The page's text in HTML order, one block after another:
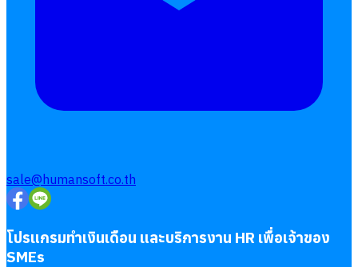
sale@humansoft.co.th
โปรแกรมทำเงินเดือน และบริการงาน HR เพื่อเจ้าของ
SMEs